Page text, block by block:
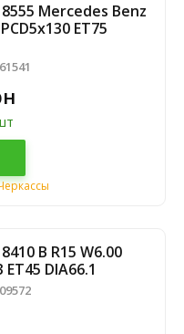
8555 Mercedes Benz
ET75
В R15 W6.00
ET45 DIA66.1